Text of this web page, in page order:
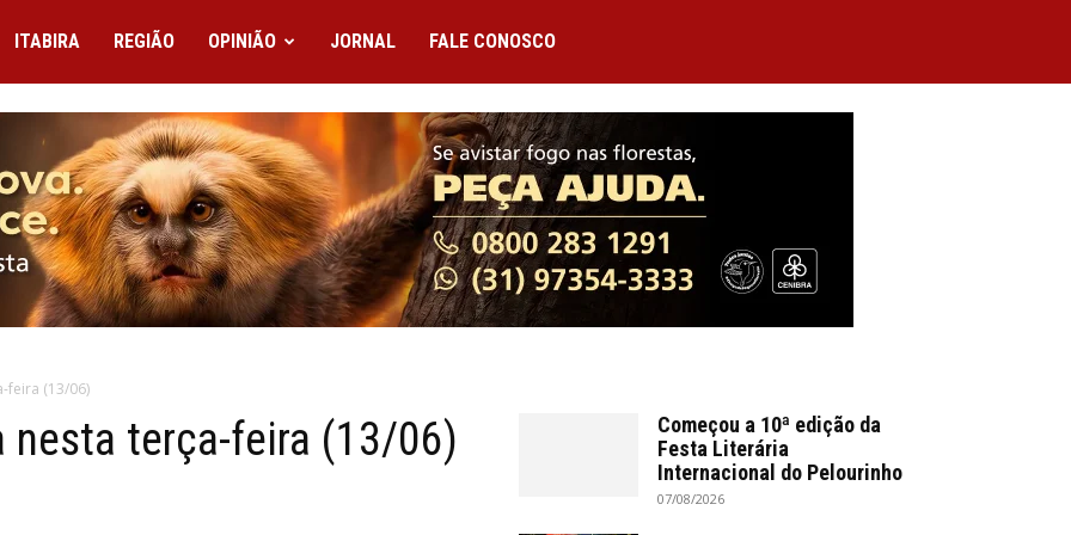
ITABIRA REGIÃO OPINIÃO JORNAL FALE CONOSCO
feira (13/06)
nesta terça-feira (13/06)
Começou a 10ª edição da
Festa Literária
Internacional do Pelourinho
07/08/2026